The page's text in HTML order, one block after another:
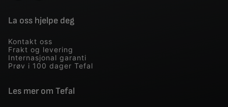
La oss hjelpe deg
Kontakt oss
Frakt og levering
Internasjonal garanti
Prøv i 100 dager Tefal
Les mer om Tefal